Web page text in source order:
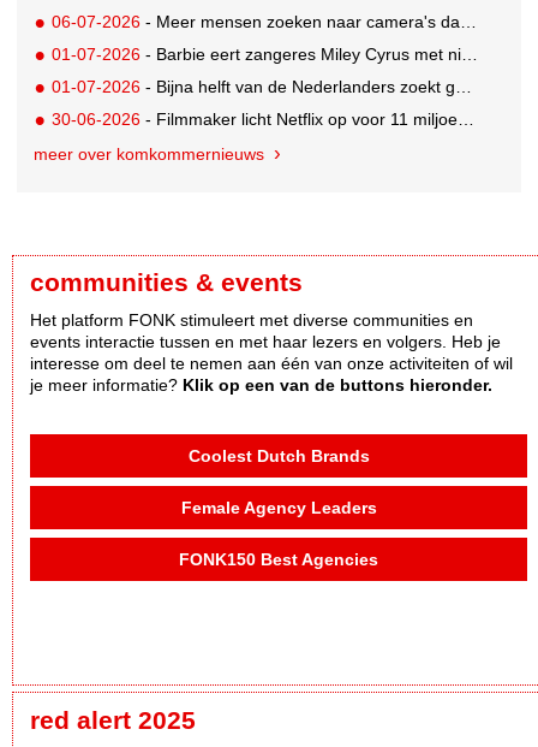
06-07-2026 - Meer mensen zoeken naar camera's dankzij tv-programma Het Perfecte Plaatje
01-07-2026 - Barbie eert zangeres Miley Cyrus met nieuwe Signature Collector pop
01-07-2026 - Bijna helft van de Nederlanders zoekt goedkopere vakantie
30-06-2026 - Filmmaker licht Netflix op voor 11 miljoen dollar; 2,5 jaar celstraf
meer over komkommernieuws
communities & events
Het platform FONK stimuleert met diverse communities en
events interactie tussen en met haar lezers en volgers. Heb je
interesse om deel te nemen aan één van onze activiteiten of wil
je meer informatie? Klik op een van de buttons hieronder.
Coolest Dutch Brands
Female Agency Leaders
FONK150 Best Agencies
red alert 2025